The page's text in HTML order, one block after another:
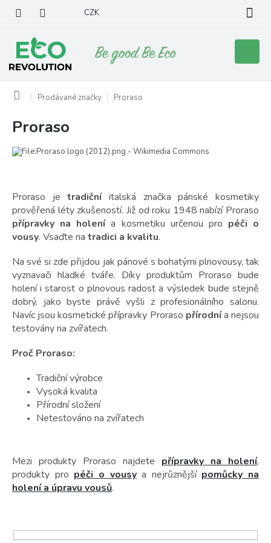
obsah
CZK
košík
Domů Prodávané značky Proraso
Proraso
Proraso jetradičníitalská značka pánské kosmetiky
prověřená léty zkušeností. Již od roku 1948 nabízí Proraso
přípravky na holenía kosmetiku určenou pro péči o
vousy. Vsaďte na tradici a kvalitu.
Na své si zde přijdou jak pánové s bohatými plnovousy, tak
vyznavači hladké tváře. Díky produktům Proraso bude
holení i starost o plnovous radost a výsledek bude stejně
dobrý, jako byste právě vyšli z profesionálního salonu.
Navíc jsou kosmetické přípravky Proraso přírodnía nejsou
testovány na zvířatech.
Proč Proraso:
Tradiční výrobce
Vysoká kvalita
Přírodní složení
Netestováno na zvířatech
Mezi produkty Proraso najdete přípravky na holení,
produkty pro péči o vousya nejrůznější pomůcky na
holení a úpravu vousů.
V
p
p
r
o
d
u
k
t
ů